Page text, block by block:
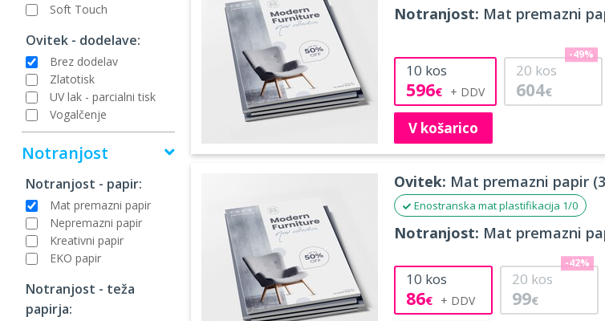
Soft Touch
Ovitek - dodelave:
Brez dodelav
Zlatotisk
UV lak - parcialni tisk
Vogalčenje
Notranjost
Notranjost - papir:
Mat premazni papir
Nepremazni papir
Kreativni papir
EKO papir
Notranjost - teža
papirja:
Notranjost: Mat premazni
10 kos
596€
20 kos
604€
-49%
V košarico
Ovitek: Mat premazni papir
Enostranska mat plastifikacija 1/0
Notranjost: Mat premazni
10 kos
86€
20 kos
99€
-42%